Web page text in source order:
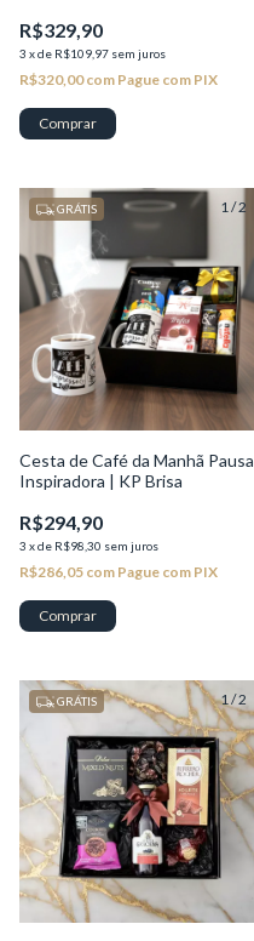
R$329,90
3 xde R$109,97 sem juros
R$320,00com Pague com PIX
1/2
GRÁTIS
Cesta de Café da Manhã Pausa
Inspiradora | KP Brisa
R$294,90
3 xde R$98,30 sem juros
R$286,05 com Pague com PIX
1/2
GRÁTIS